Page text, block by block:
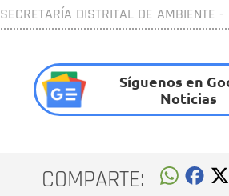
SECRETARÍA DISTRITAL DE AMBIENTE -
Síguenos en
Noticias
COMPARTE: